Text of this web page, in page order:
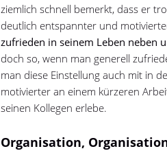
ziemlich schnell bemerkt, dass er
deutlich entspannter und
zufrieden in seinem Leben neben
doch so, wenn man generell
man diese Einstellung auch mit in
motivierter an einem kürzeren
seinen Kollegen erlebe.
Organisation,